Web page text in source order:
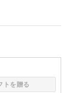
トを贈る